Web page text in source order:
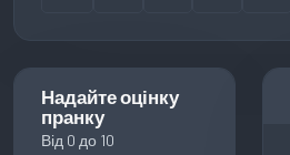
Надайте оцінку
пранку
Від 0 до 10